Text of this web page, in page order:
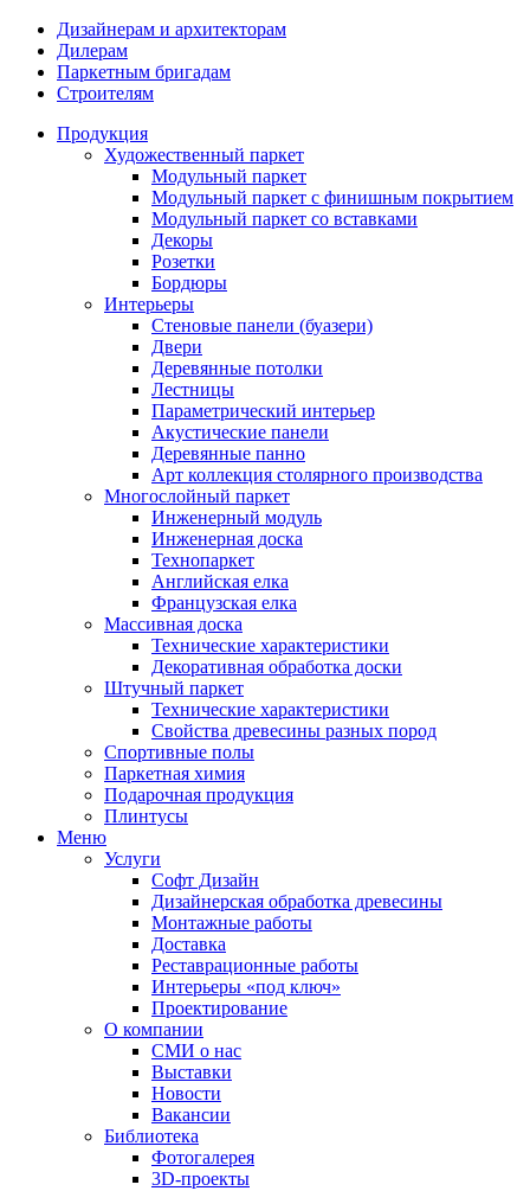
Дизайнерам и архитекторам
Дилерам
Паркетным бригадам
Строителям
Продукция
Художественный паркет
Модульный паркет
Модульный паркет с финишным покрытием
Модульный паркет со вставками
Декоры
Розетки
Бордюры
Интерьеры
Стеновые панели (буазери)
Двери
Деревянные потолки
Лестницы
Параметрический интерьер
Акустические панели
Деревянные панно
Арт коллекция столярного производства
Многослойный паркет
Инженерный модуль
Инженерная доска
Технопаркет
Английская елка
Французская елка
Массивная доска
Технические характеристики
Декоративная обработка доски
Штучный паркет
Технические характеристики
Свойства древесины разных пород
Спортивные полы
Паркетная химия
Подарочная продукция
Плинтусы
Меню
Услуги
Софт Дизайн
Дизайнерская обработка древесины
Монтажные работы
Доставка
Реставрационные работы
Интерьеры «под ключ»
Проектирование
О компании
СМИ о нас
Выставки
Новости
Вакансии
Библиотека
Фотогалерея
3D-проекты